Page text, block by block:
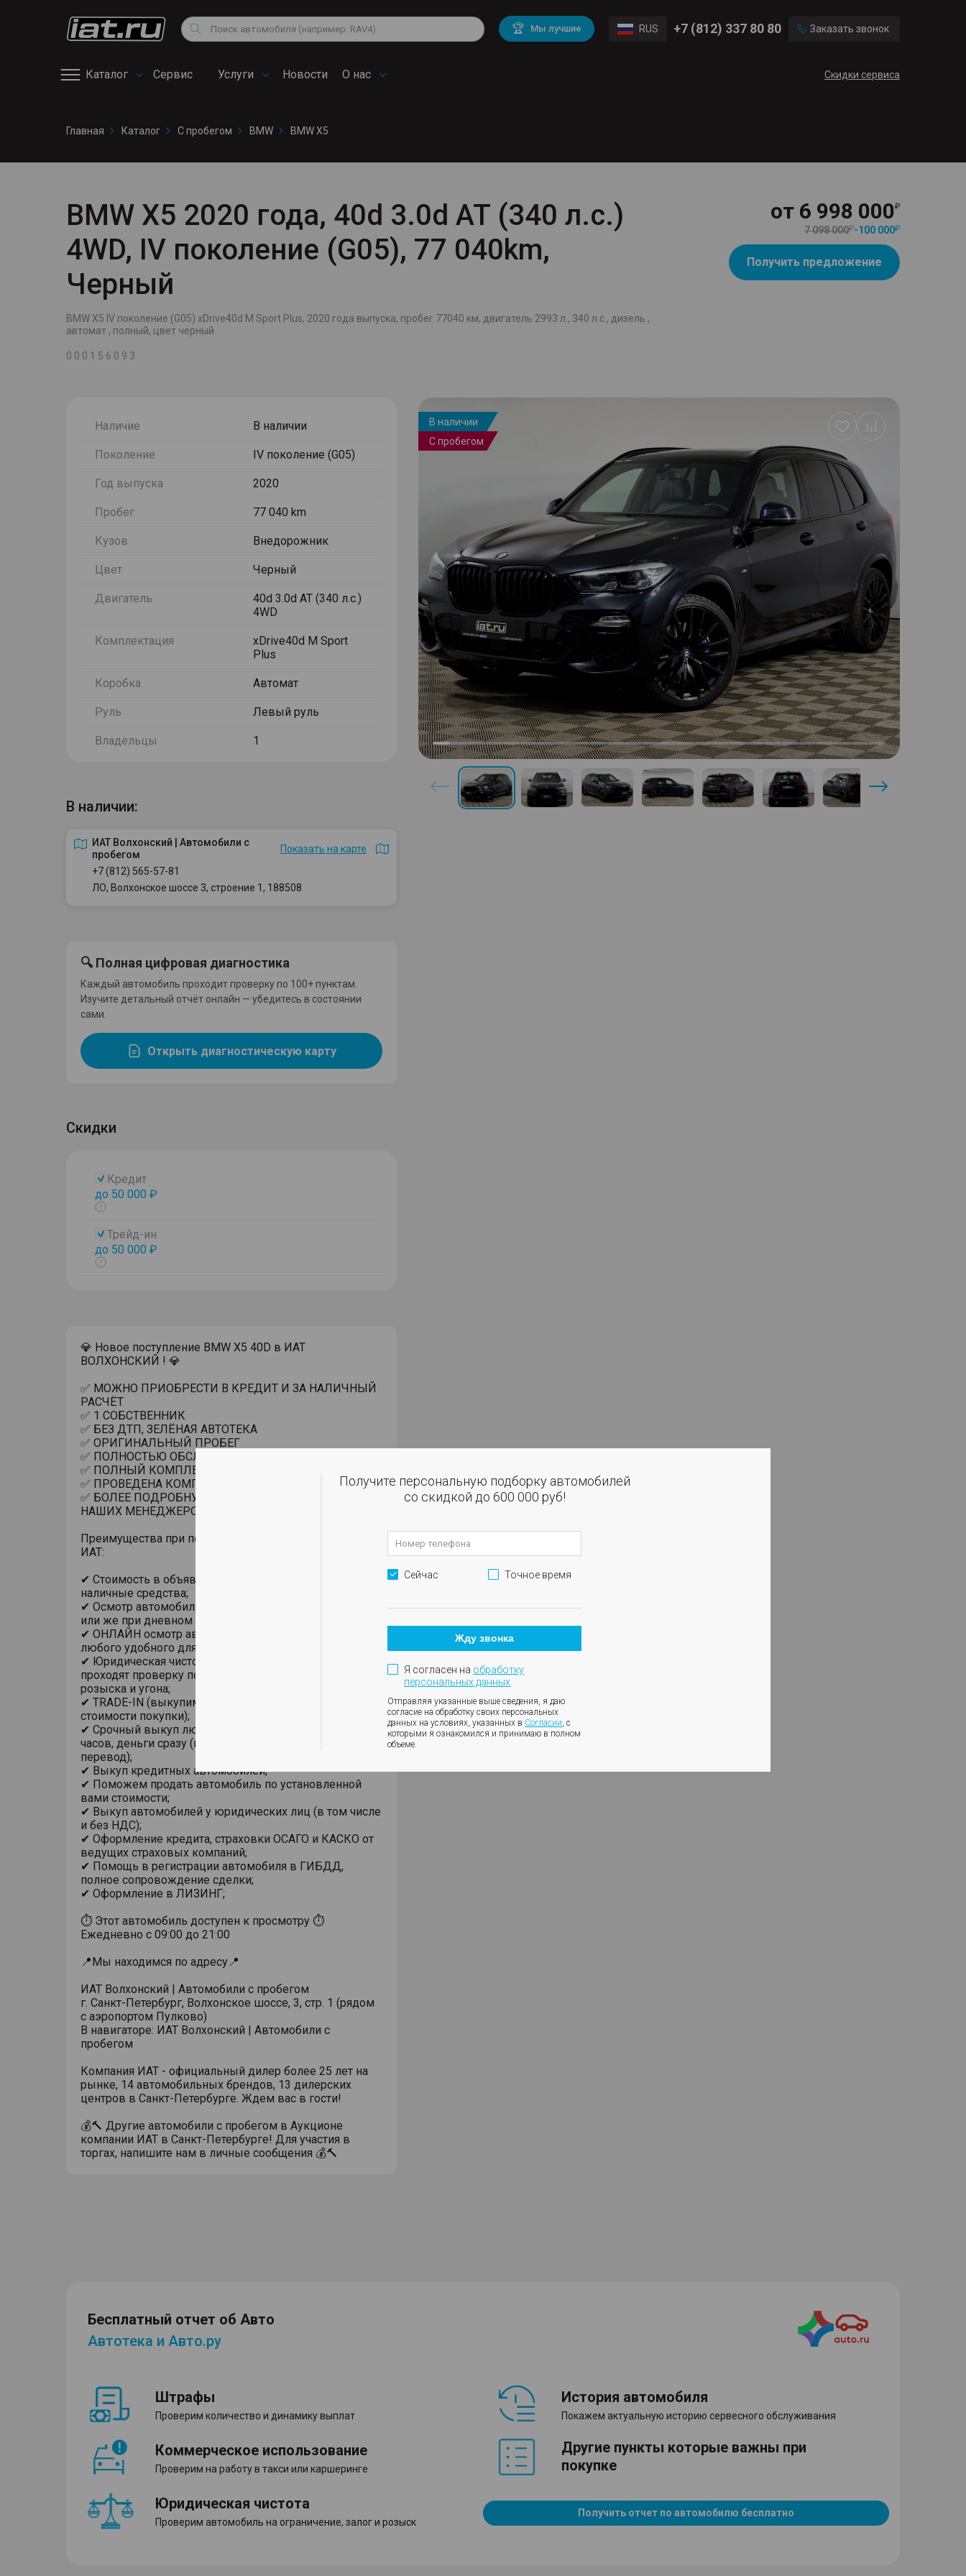
Поиск 🏆 Мы лучшие RUS +7 (812) 337 80 80 Заказать звонок
Каталог Сервис
сервис
Услуги Новости О нас Скидки сервиса
Снегоходы
Квадроциклы
Volkswagen
Mitsubishi BMW
Audi
Chevrolet Volvo
Главная Каталог С пробегом BMW BMW X5
BMW X5 2020 года, 40d 3.0d AT (340 л.с.)
4WD, IV поколение (G05), 77 040km,
Черный
BMW X5 IV поколение (G05) xDrive40d M Sport Plus, 2020 года выпуска, пробег 77040 км, двигатель 2993 л., 340 л.с., дизель ,
автомат , полный, цвет черный
0 0 0 1 5 6 0 9 3
от 6 998 000
7 098 000 -100 000
Получить предложение
Наличие В наличии
Поколение IV поколение (G05)
Год выпуска 2020
Пробег 77 040 km
Кузов Внедорожник
Цвет Черный
Двигатель
40d 3.0d AT (340 л.с.)
4WD
Комплектация
xDrive40d M Sport
Plus
Коробка Автомат
Руль Левый руль
Владельцы 1
В наличии:
ИАТ Волхонский | Автомобили с
пробегом
Показать на карте
+7 (812) 565-57-81
ЛО, Волхонское шоссе 3, строение 1, 188508
🔍 Полная цифровая диагностика
Каждый автомобиль проходит проверку по 100+ пунктам.
Изучите детальный отчёт онлайн — убедитесь в состоянии
сами.
Открыть диагностическую карту
Скидки
Кредит
до 50 000 ₽
Показать
Трейд-ин
до 50 000 ₽
Показать
💎 Новое поступление BMW X5 40D в ИАТ
ВОЛХОНСКИЙ ! 💎
✅ MОЖНО ПРИОБРЕСТИ В КРЕДИТ И ЗА НАЛИЧНЫЙ
РАСЧЁТ
✅ 1 СОБСТВЕННИК
✅ БЕЗ ДТП, ЗЕЛЁНАЯ АВТОТЕКА
✅ ОРИГИНАЛЬНЫЙ ПРОБЕГ
✅ ПОЛНОСТЬЮ ОБСЛУЖЕН
✅ ПОЛНЫЙ КОМПЛЕКТ КЛЮЧЕЙ И ДОКУМЕНТОВ
✅ ПРОВЕДЕНА КОМПЛЕКСНАЯ ДИАГНОСТИКА
✅ БОЛЕЕ ПОДРОБНУЮ ИНФОРМАЦИЮ УТОЧНЯЙТЕ У
НАШИХ МЕНЕДЖЕРОВ
Преимущества при покупке автомобиля с пробегом в
ИАТ:
✔ Стоимость в объявлении актуальна при покупке за
наличные средства;
✔ Осмотр автомобиля в помещении, на подъемнике
или же при дневном свете;
✔ ОНЛАЙН осмотр автомобиля с использованием
любого удобного для Вас мессенджера;
✔ Юридическая чистота сделки. Все автомобили
проходят проверку по базам ГИБДД на предмет
розыска и угона;
✔ TRADE-IN (выкупим ваш автомобиль в зачет
стоимости покупки);
✔ Срочный выкуп любого автомобиля в течении 2-х
часов, деньги сразу (на карту, наличными из кассы,
перевод);
✔ Выкуп кредитных автомобилей;
✔ Поможем продать автомобиль по установленной
вами стоимости;
✔ Выкуп автомобилей у юридических лиц (в том числе
и без НДС);
✔ Оформление кредита, страховки ОСАГО и КАСКО от
ведущих страховых компаний;
✔ Помощь в регистрации автомобиля в ГИБДД,
полное сопровождение сделки;
✔ Оформление в ЛИЗИНГ;
⏱ Этот автомобиль доступен к просмотру ⏱
Ежедневно с 09:00 до 21:00
📍Мы находимся по адресу📍
ИАТ Волхонский | Автомобили с пробегом
г. Санкт-Петербург, Волхонское шоссе, 3, стр. 1 (рядом
с аэропортом Пулково)
В навигаторе: ИАТ Волхонский | Автомобили с
пробегом
Компания ИАТ - официальный дилер более 25 лет на
рынке, 14 автомобильных брендов, 13 дилерских
центров в Санкт-Петербурге. Ждем вас в гости!
💰🔨 Другие автомобили с пробегом в Аукционе
компании ИАТ в Санкт-Петербурге! Для участия в
торгах, напишите нам в личные сообщения 💰🔨
В наличии
С пробегом
Добавить
избранное
Бесплатный отчет об Авто
Автотека и Авто.ру
Штрафы
Проверим количество и динамику выплат
Коммерческое использование
Проверим на работу в такси или каршеринге
Юридическая чистота
Проверим автомобиль на ограничение, залог и розыск
История автомобиля
Покажем актуальную историю сервесного обслуживания
Другие пункты которые важны при
покупке
Получить отчет по автомобилю бесплатно
Получите персональную подборку автомобилей
со скидкой до 600 000 руб!
Сейчас Точное время
Жду звонка
Я согласен на обработку
персональных данных
Отправляя указанные выше сведения, я даю
согласие на обработку своих персональных
данных на условиях, указанных в Согласии, с
которыми я ознакомился и принимаю в полном
объеме.